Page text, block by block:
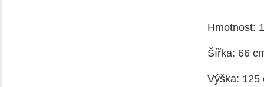
Hmotnost:
Šířka: 66
Výška: 125